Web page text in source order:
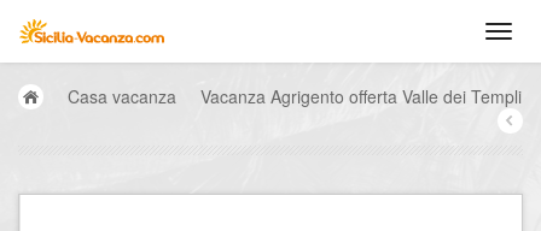
Casa vacanza Vacanza Agrigento offerta Valle dei Templi